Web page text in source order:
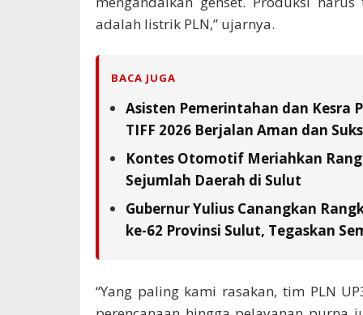
adalah listrik PLN,” ujarnya.
BACA JUGA
Asisten Pemerintahan dan Kesra
TIFF 2026 Berjalan Aman dan
Kontes Otomotif Meriahkan
Sejumlah Daerah di Sulut
Gubernur Yulius Canangkan
ke-62 Provinsi Sulut, Tegaskan
“Yang paling kami rasakan, tim PLN